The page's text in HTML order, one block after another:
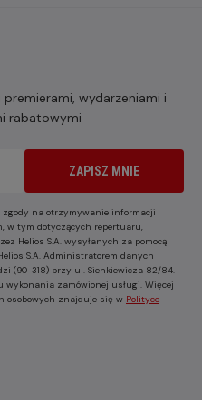
wydarzeniami i
rabatowymi
ZAPISZ MNIE
zgody na otrzymywanie informacji
w tym dotyczących repertuaru,
Helios S.A. wysyłanych za pomocą
S.A. Administratorem danych
(90-318) przy ul. Sienkiewicza 82/84.
zamówionej usługi. Więcej
osobowych znajduje się w Polityce